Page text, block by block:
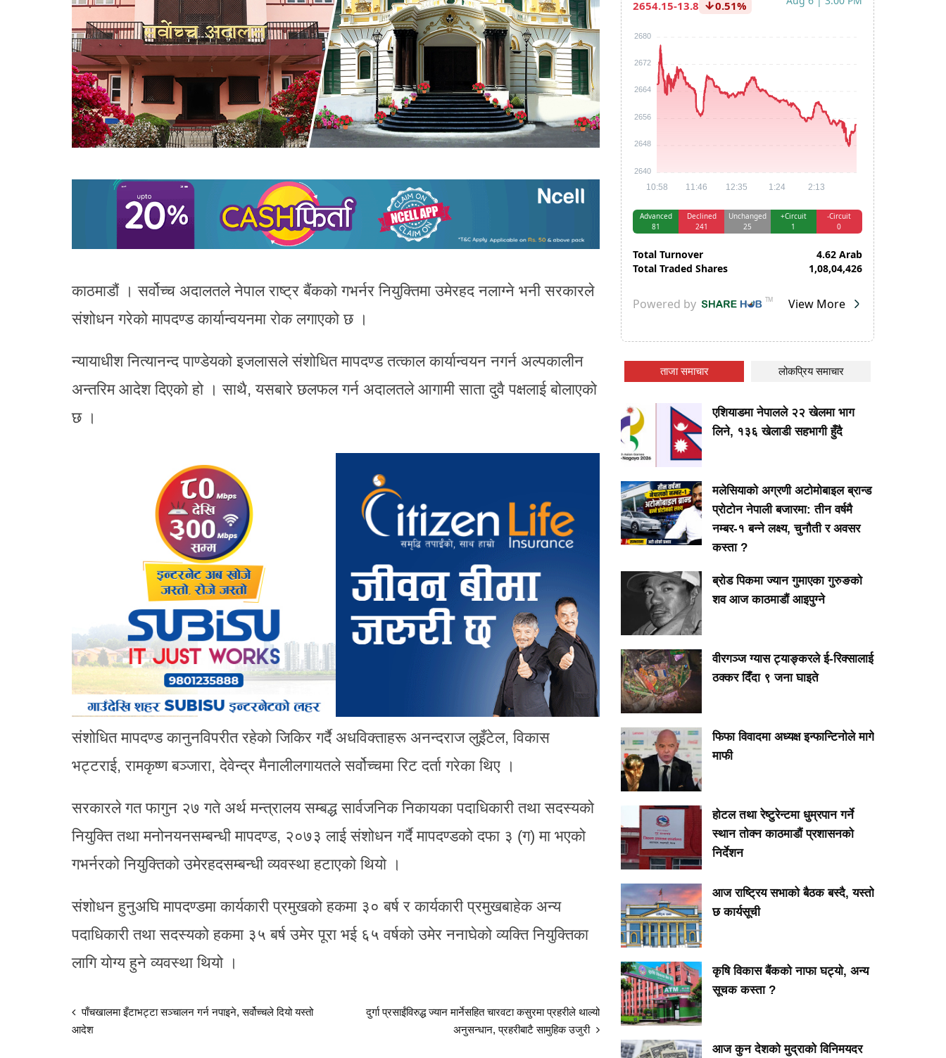
काठमाडौं । सर्वोच्च अदालतले नेपाल राष्ट्र बैंकको गभर्नर नियुक्तिमा उमेरहद नलाग्ने भनी सरकारले
संशोधन गरेको मापदण्ड कार्यान्वयनमा रोक लगाएको छ ।
न्यायाधीश नित्यानन्द पाण्डेयको इजलासले संशोधित मापदण्ड तत्काल कार्यान्वयन नगर्न अल्पकालीन
अन्तरिम आदेश दिएको हो । साथै, यसबारे छलफल गर्न अदालतले आगामी साता दुवै पक्षलाई बोलाएको
छ ।
संशोधित मापदण्ड कानुनविपरीत रहेको जिकिर गर्दै अधविक्ताहरू अनन्दराज लुइँटेल, विकास
भट्टराई, रामकृष्ण बञ्जारा, देवेन्द्र मैनालीलगायतले सर्वोच्चमा रिट दर्ता गरेका थिए ।
सरकारले गत फागुन २७ गते अर्थ मन्त्रालय सम्बद्ध सार्वजनिक निकायका पदाधिकारी तथा सदस्यको
नियुक्ति तथा मनोनयनसम्बन्धी मापदण्ड, २०७३ लाई संशोधन गर्दै मापदण्डको दफा ३ (ग) मा भएको
गभर्नरको नियुक्तिको उमेरहदसम्बन्धी व्यवस्था हटाएको थियो ।
संशोधन हुनुअघि मापदण्डमा कार्यकारी प्रमुखको हकमा ३० बर्ष र कार्यकारी प्रमुखबाहेक अन्य
पदाधिकारी तथा सदस्यको हकमा ३५ बर्ष उमेर पूरा भई ६५ वर्षको उमेर ननाघेको व्यक्ति नियुक्तिका
लागि योग्य हुने व्यवस्था थियो ।
पाँचखालमा इँटाभट्टा सञ्चालन गर्न नपाइने, सर्वोच्चले दियो यस्तो
आदेश
दुर्गा प्रसाईंविरुद्ध ज्यान मार्नेसहित चारवटा कसुरमा प्रहरीले थाल्यो
अनुसन्धान, प्रहरीबाटै सामुहिक उजुरी
ताजा समाचार लोकप्रिय समाचार
एशियाडमा नेपालले २२ खेलमा भाग
लिने, १३६ खेलाडी सहभागी हुँदै
मलेसियाको अग्रणी अटोमोबाइल ब्रान्ड
प्रोटोन नेपाली बजारमा: तीन वर्षमै
नम्बर-१ बन्ने लक्ष्य, चुनौती र अवसर
कस्ता ?
ब्रोड पिकमा ज्यान गुमाएका गुरुङको
शव आज काठमाडौं आइपुग्ने
वीरगञ्ज ग्यास ट्याङ्करले ई-रिक्सालाई
ठक्कर दिँदा ९ जना घाइते
फिफा विवादमा अध्यक्ष इन्फान्टिनोले मागे
माफी
होटल तथा रेष्टुरेन्टमा धुम्रपान गर्ने
स्थान तोक्न काठमाडौं प्रशासनको
निर्देशन
आज राष्ट्रिय सभाको बैठक बस्दै, यस्तो
छ कार्यसूची
कृषि विकास बैंकको नाफा घट्यो, अन्य
सूचक कस्ता ?
आज कुन देशको मुद्राको विनिमयदर